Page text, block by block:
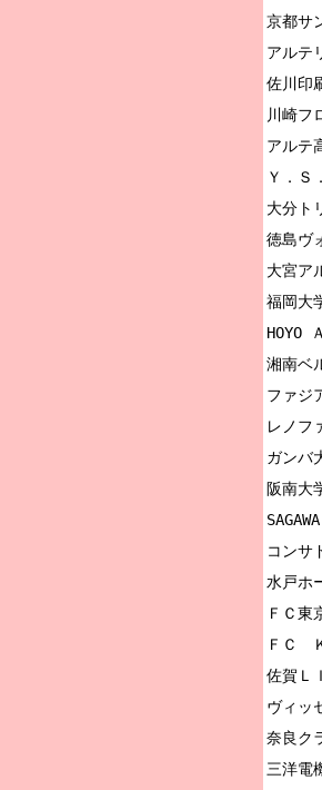
京都サ
アルテ
佐川印
川崎フ
アルテ
Ｙ．Ｓ
大分ト
徳島ヴ
大宮ア
福岡大
HOYO
湘南ベ
ファジ
レノフ
ガンバ
阪南大
コンサ
水戸ホ
ＦＣ東
ＦＣ　
佐賀Ｌ
ヴィッ
奈良ク
三洋電